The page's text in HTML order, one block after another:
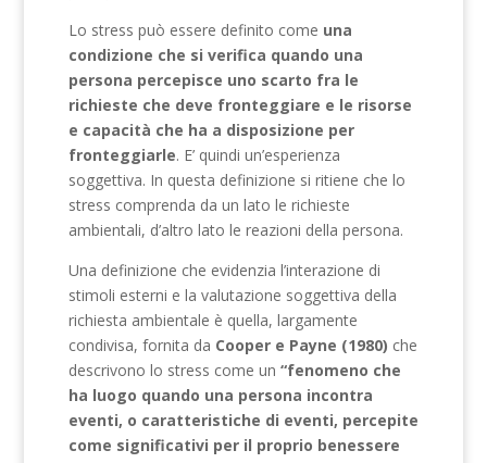
Lo stress può essere definito come una
condizione che si verifica quando una
persona percepisce uno scarto fra le
richieste che deve fronteggiare e le risorse
e capacità che ha a disposizione per
fronteggiarle. E’ quindi un’esperienza
soggettiva. In questa definizione si ritiene che lo
stress comprenda da un lato le richieste
ambientali, d’altro lato le reazioni della persona.
Una definizione che evidenzia l’interazione di
stimoli esterni e la valutazione soggettiva della
richiesta ambientale è quella, largamente
condivisa, fornita da Cooper e Payne (1980) che
descrivono lo stress come un “fenomeno che
ha luogo quando una persona incontra
eventi, o caratteristiche di eventi, percepite
come significativi per il proprio benessere